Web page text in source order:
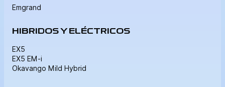
Emgrand
HIBRIDOS Y ELÉCTRICOS
EX5
EX5 EM-i
Okavango Mild Hybrid